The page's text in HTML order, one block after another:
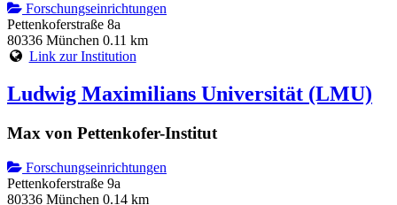
Forschungseinrichtungen
Pettenkoferstraße 8a
80336 München 0.11 km
Link zur Institution
Ludwig Maximilians Universität (LMU)
Max von Pettenkofer-Institut
Forschungseinrichtungen
Pettenkoferstraße 9a
80336 München 0.14 km